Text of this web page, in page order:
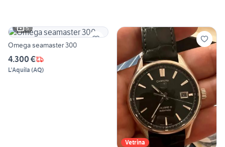
5
Omega seamaster 300
4.300 €
L'Aquila (AQ)
Vetrina